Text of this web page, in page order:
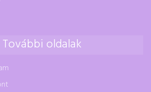
További oldalak